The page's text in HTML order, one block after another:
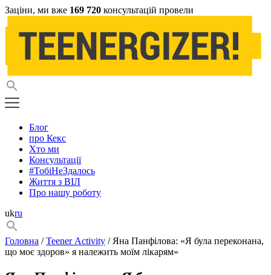
Заціни, ми вже 169 720 консультацій провели
Блог
про Кекс
Хто ми
Консультації
#ТобіНеЗдалось
Життя з ВІЛ
Про нашу роботу
ukru
Головна /Teener Activity / Яна Панфілова: «Я була переконана,
що моє здоров» я належить моїм лікарям»